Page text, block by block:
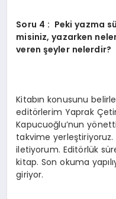
Soru 4 : Peki yazma
misiniz, yazarken
veren şeyler nelerdir?
Kitabın konusunu
editörlerim Yaprak
Kapucuoğlu’nun
takvime yerleştiriyoruz.
iletiyorum. Editörlük
kitap. Son okuma
giriyor.